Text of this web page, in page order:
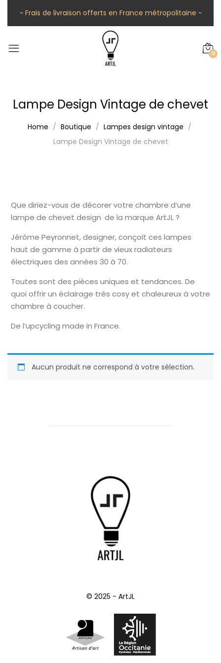
~ Frais de livraison offerts en France métropolitaine ~
0
Lampe Design Vintage de chevet
Home Boutique
Lampes design vintage
Lampe Design Vintage de chevet
Que diriez-vous de décorer votre chambre d’une
lampe de chevet design de la marque ArtJL ?
Jérôme Peyronnet, designer, conçoit ces lampes
haut de gamme à partir de vieux radiateurs
électriques des années 30 à 70.
Toutes sont des pièces uniques et tendances. De
quoi offrir un éclairage très cosy et chaleureux à votre
chambre à coucher.
De l’upcycling made in France.
Aucun produit ne correspond à votre sélection.
© 2025 - ArtJL